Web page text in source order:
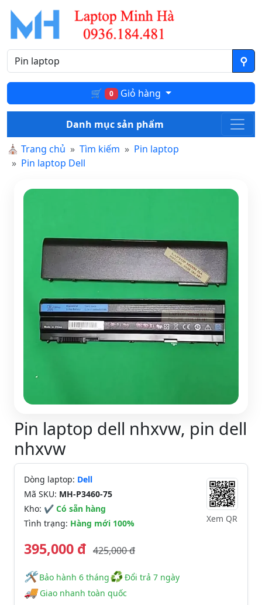
🛒 0 Giỏ hàng
Danh mục sản phẩm
⛪ Trang chủ Tìm kiếm
Pin laptop
Pin laptop Dell
Pin laptop dell nhxvw, pin dell
nhxvw
Dòng laptop: Dell
Mã SKU: MH-P3460-75
Kho: ✔ Có sẵn hàng
Tình trạng: Hàng mới 100% Xem QR
395,000 đ 425,000 đ
🛠️️ Bảo hành 6 tháng♻Đổi trả 7 ngày
🚚Giao nhanh toàn quốc